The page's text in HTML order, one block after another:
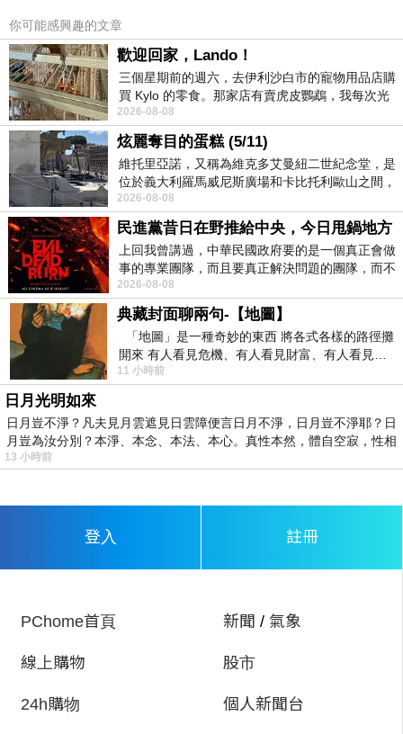
你可能感興趣的文章
歡迎回家，Lando！
三個星期前的週六，去伊利沙白市的寵物用品店購
買 Kylo 的零食。那家店有賣虎皮鸚鵡，我每次光
顧都會去看一下。他們偶爾會引進 C
2026-08-08
炫麗奪目的蛋糕 (5/11)
維托里亞諾，又稱為維克多艾曼紐二世紀念堂，是
位於義大利羅馬威尼斯廣場和卡比托利歐山之間，
用以紀念統一義大利統一後的的第一位國
2026-08-08
民進黨昔日在野推給中央，今日甩鍋地方
上回我曾講過，中華民國政府要的是一個真正會做
事的專業團隊，而且要真正解決問題的團隊，而不
是只會到處甩鍋的雙標團隊，最近民進黨
2026-08-08
典藏封面聊兩句-【地圖】
「地圖」是一種奇妙的東西 將各式各樣的路徑攤
開來 有人看見危機、有人看見財富、有人看見…
從中可以發掘出不同的
11 小時前
日月光明如來
日月豈不淨？凡夫見月雲遮見日雲障便言日月不淨，日月豈不淨耶？日
月豈為汝分別？本淨、本念、本法、本心。真性本然，體自空寂，性相
13 小時前
登入 註冊
PChome首頁
線上購物
24h購物
新聞 / 氣象
股市
個人新聞台